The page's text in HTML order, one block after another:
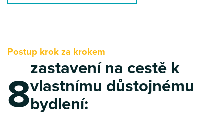
Postup krok za krokem
8zastavení na cestě k
vlastnímu důstojnému
bydlení: